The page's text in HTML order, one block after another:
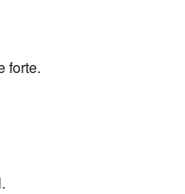
forte.